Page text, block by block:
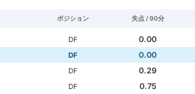
ポジション 失点 / 90分
DF
0.00
DF
0.00
DF
0.29
DF
0.75